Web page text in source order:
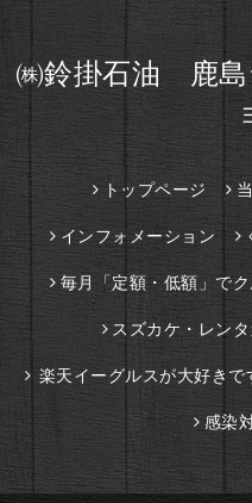
㈱鈴掛石油 鹿島
トップページ
インフォメーション
毎月「定額・低額」で
スズカケ・レン
楽天イーグルスが大好きで
感染